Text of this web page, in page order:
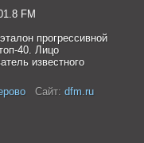
FM
прогрессивной
40. Лицо
известного
Сайт: dfm.ru